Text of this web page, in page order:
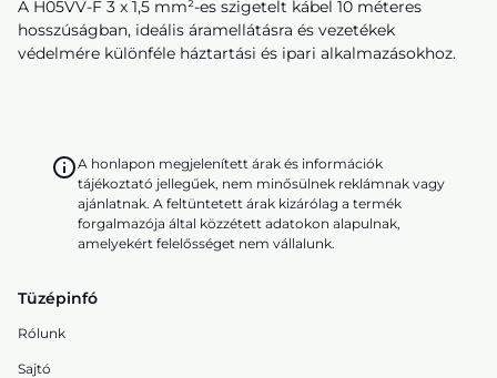
A H05VV-F 3 x 1,5 mm²-es szigetelt kábel 10 méteres
hosszúságban, ideális áramellátásra és vezetékek
védelmére különféle háztartási és ipari alkalmazásokhoz.
A honlapon megjelenített árak és információk
tájékoztató jellegűek, nem minősülnek reklámnak vagy
ajánlatnak. A feltüntetett árak kizárólag a termék
forgalmazója által közzétett adatokon alapulnak,
amelyekért felelősséget nem vállalunk.
Tüzépinfó
Rólunk
Sajtó